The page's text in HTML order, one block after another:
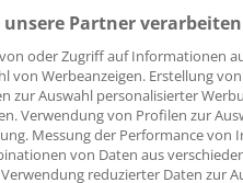
Partner
oder Zugriff auf Informationen
von Werbeanzeigen. Erstellung
zur Auswahl personalisierter
Verwendung von Profilen zur
Messung der Performance von
von Daten aus
reduzierter Daten zur